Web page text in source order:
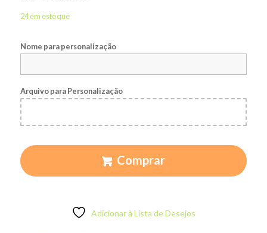
24 em estoque
Nome para personalização
Arquivo para Personalização
Comprar
Adicionar à Lista de Desejos